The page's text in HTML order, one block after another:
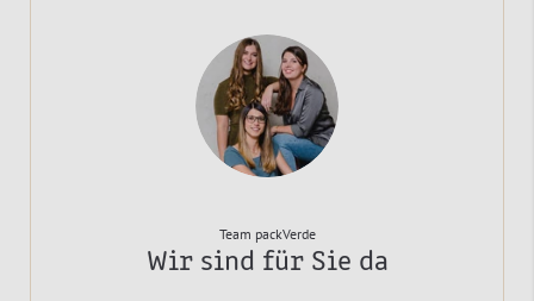
Team packVerde
Wir sind für Sie da